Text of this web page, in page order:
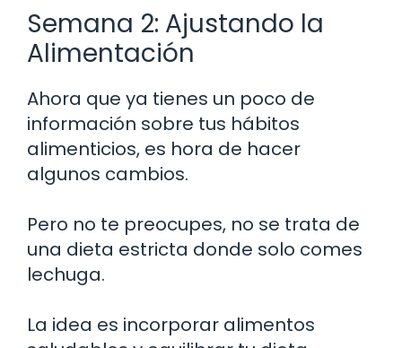
Semana 2: Ajustando la
Alimentación
Ahora que ya tienes un poco de
información sobre tus hábitos
alimenticios, es hora de hacer
algunos cambios.
Pero no te preocupes, no se trata de
una dieta estricta donde solo comes
lechuga.
La idea es incorporar alimentos